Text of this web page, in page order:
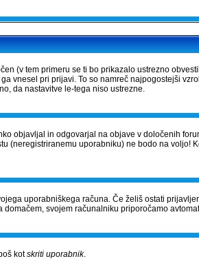
(v tem primeru se ti bo prikazalo ustrezno
vnesel pri prijavi. To so namreč najpogostejši
da nastavitve le-tega niso ustrezne.
objavljal in odgovarjal na objave v določenih
(neregistriranemu uporabniku) ne bodo na voljo!
uporabniškega računa. Če želiš ostati
svojem računalniku priporočamo
kotskriti uporabnik.